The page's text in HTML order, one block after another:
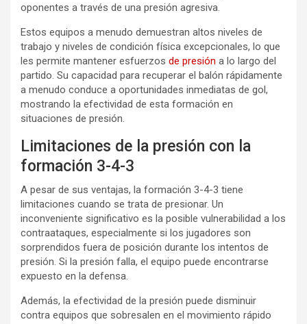
oponentes a través de una presión agresiva.
Estos equipos a menudo demuestran altos niveles de
trabajo y niveles de condición física excepcionales, lo que
les permite mantener esfuerzos de presión a lo largo del
partido. Su capacidad para recuperar el balón rápidamente
a menudo conduce a oportunidades inmediatas de gol,
mostrando la efectividad de esta formación en
situaciones de presión.
Limitaciones de la presión con la
formación 3-4-3
A pesar de sus ventajas, la formación 3-4-3 tiene
limitaciones cuando se trata de presionar. Un
inconveniente significativo es la posible vulnerabilidad a los
contraataques, especialmente si los jugadores son
sorprendidos fuera de posición durante los intentos de
presión. Si la presión falla, el equipo puede encontrarse
expuesto en la defensa.
Además, la efectividad de la presión puede disminuir
contra equipos que sobresalen en el movimiento rápido